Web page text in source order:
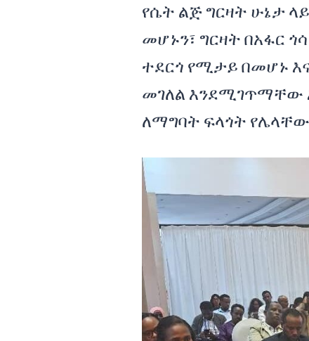
የሴት ልጅ ግርዛት ሁኔታ
መሆኑን፣ ግርዛት በአፋር
ተደርጎ የሚታይ በመሆኑ
መገለል እንደሚገጥማቸው
ለማግባት ፍላጎት